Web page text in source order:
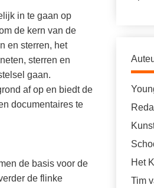
in te gaan op
de kern van de
en sterren, het
sterren en
gaan.
af op en biedt de
documentaires te
de basis voor de
de flinke
Het
Tim